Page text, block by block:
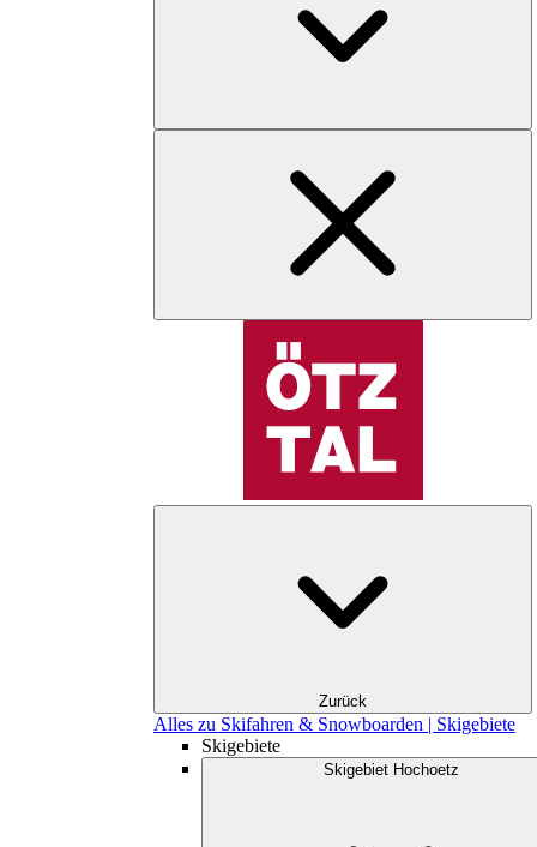
Zurück
Alles zu Skifahren & Snowboarden | Skigebiete
Skigebiete
Skigebiet Hochoetz